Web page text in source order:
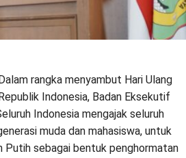
rangka menyambut Hari Ulang
Indonesia, Badan Eksekutif
Indonesia mengajak seluruh
muda dan mahasiswa, untuk
Putih sebagai bentuk penghormatan